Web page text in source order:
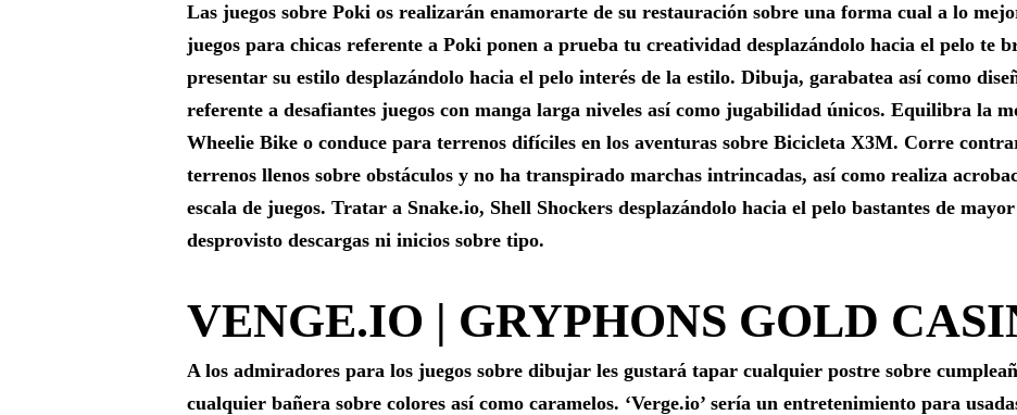
Las juegos sobre Poki os realizarán enamorarte de su restauración sobre una forma cual a lo
juegos para chicas referente a Poki ponen a prueba tu creatividad desplazándolo hacia el pelo te
presentar su estilo desplazándolo hacia el pelo interés de la estilo. Dibuja, garabatea así­ como
referente a desafiantes juegos con manga larga niveles así­ como jugabilidad únicos. Equilibra la
Wheelie Bike o conduce para terrenos difíciles en los aventuras sobre Bicicleta X3M. Corre
terrenos llenos sobre obstáculos y no ha transpirado marchas intrincadas, así­ como realiza
escala de juegos. Tratar a Snake.io, Shell Shockers desplazándolo hacia el pelo bastantes de
desprovisto descargas ni inicios sobre tipo.
VENGE.IO | GRYPHONS GOLD
A los admiradores para los juegos sobre dibujar les gustará tapar cualquier postre sobre
cualquier bañera sobre colores así­ como caramelos. ‘Verge.io’ serí­a un entretenimiento para